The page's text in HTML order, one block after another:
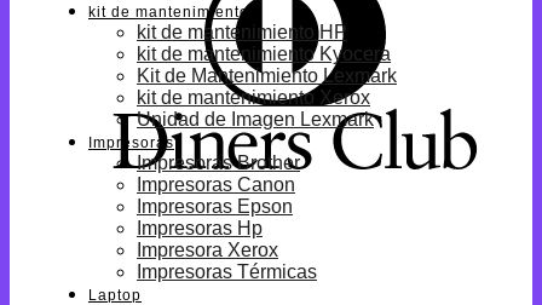
kit de mantenimiento
kit de mantenimiento HP
kit de mantenimiento Kyocera
Kit de Mantenimiento Lexmark
kit de mantenimiento Xerox
Unidad de Imagen Lexmark
Impresoras
Impresoras Brother
Impresoras Canon
Impresoras Epson
Impresoras Hp
Impresora Xerox
Impresoras Térmicas
Laptop